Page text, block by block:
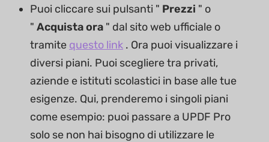
Puoi cliccare sui pulsanti " Prezzi " o
" Acquista ora " dal sito web ufficiale o
tramite questo link . Ora puoi visualizzare i
diversi piani. Puoi scegliere tra privati,
aziende e istituti scolastici in base alle tue
esigenze. Qui, prenderemo i singoli piani
come esempio: puoi passare a UPDF Pro
solo se non hai bisogno di utilizzare le